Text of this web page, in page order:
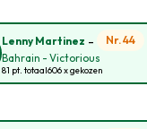
Lenny Martinez -
Nr. 44
Bahrain - Victorious
81 pt. totaal606 x gekozen